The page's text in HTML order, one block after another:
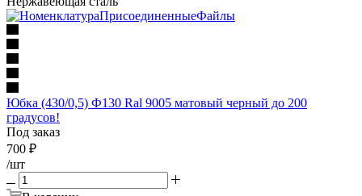
Юбка (430/0,5) Ф130 Ral 9005 матовый черный до 200
градусов!
Под заказ
700 ₽
/шт